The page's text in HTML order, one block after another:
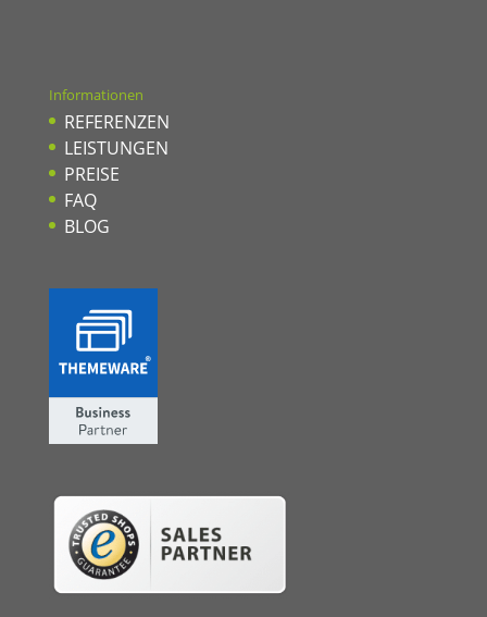
Informationen
REFERENZEN
LEISTUNGEN
PREISE
FAQ
BLOG